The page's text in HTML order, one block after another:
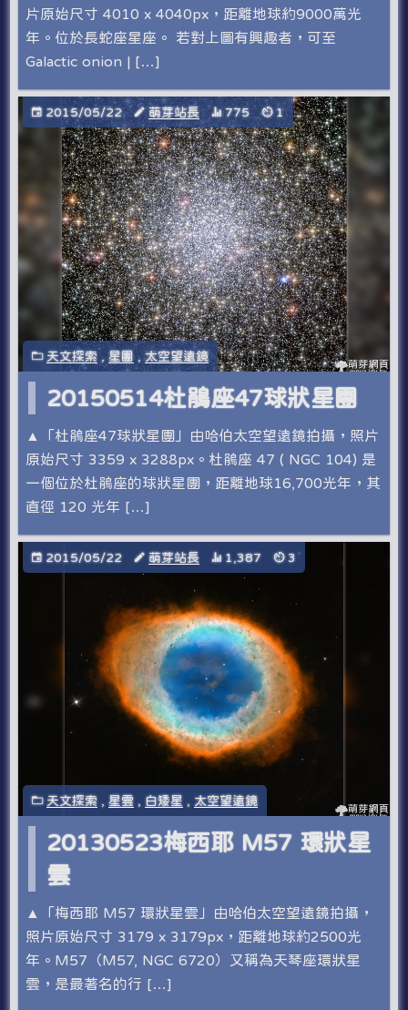
片原始尺寸 4010 x 4040px，距離地球約9000萬光
年。位於長蛇座星座。 若對上圖有興趣者，可至
Galactic onion | […]
2015/05/22 萌芽站長 775 1
天文探索,星團 ,太空望遠鏡
20150514杜鵑座47球狀星團
▲「杜鵑座47球狀星團」由哈伯太空望遠鏡拍攝，照片
原始尺寸 3359 x 3288px。杜鵑座 47 ( NGC 104) 是
一個位於杜鵑座的球狀星團，距離地球16,700光年，其
直徑 120 光年 […]
2015/05/22 萌芽站長 1,387 3
天文探索 ,星雲 , 白矮星 , 太空望遠鏡
20130523梅西耶 M57 環狀星
雲
▲「梅西耶 M57 環狀星雲」由哈伯太空望遠鏡拍攝，
照片原始尺寸 3179 x 3179px，距離地球約2500光
年。M57（M57, NGC 6720）又稱為天琴座環狀星
雲，是最著名的行 […]